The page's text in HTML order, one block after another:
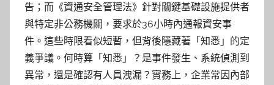
告；而《資通安全管理法》針對關鍵基礎設施提供者
與特定非公務機關，要求於36小時內通報資安事
件。這些時限看似短暫，但背後隱藏著「知悉」的定
義爭議。何時算「知悉」？是事件發生、系統偵測到
異常，還是確認有人員洩漏？實務上，企業常因內部